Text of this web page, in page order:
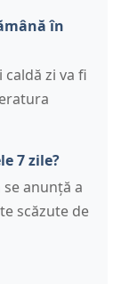
în
zi va fi
7 zile?
anunță a
scăzute de